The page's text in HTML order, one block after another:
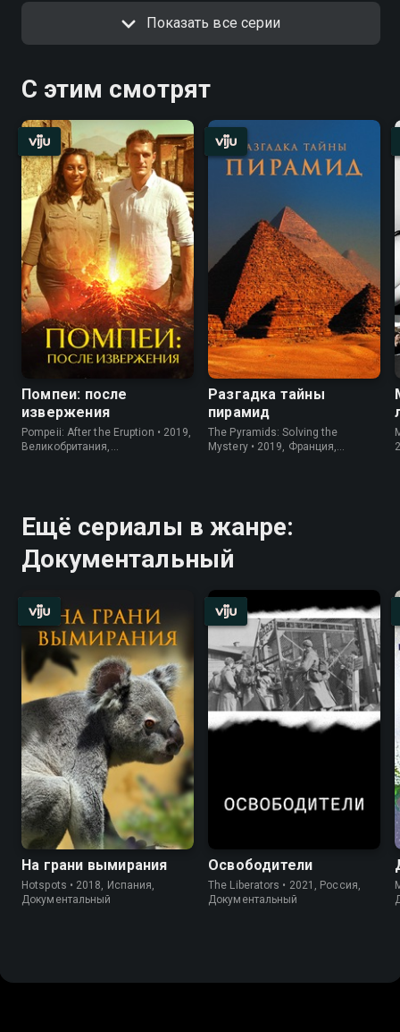
Показать все серии
С этим смотрят
Помпеи: после
извержения
Pompeii: After the Eruption • 2019,
Великобритания,
Разгадка тайны
пирамид
The Pyramids: Solving the
Mystery • 2019, Франция,
Ещё сериалы в жанре:
Документальный
На грани вымирания
Hotspots • 2018, Испания,
Документальный
Освободители
The Liberators • 2021, Россия,
Документальный